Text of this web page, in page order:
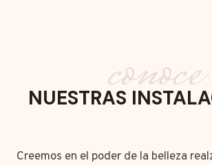
conoce
NUESTRAS
Creemos en el poder de la belleza